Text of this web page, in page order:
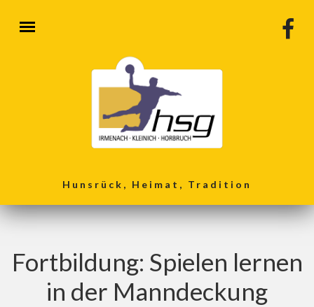
Hunsrück, Heimat, Tradition
Fortbildung: Spielen lernen
in der Manndeckung